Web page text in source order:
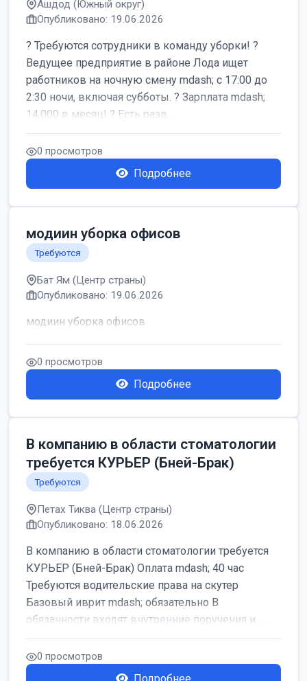
Ашдод (Южный округ)
Опубликовано: 19.06.2026
? Требуются сотрудники в команду уборки! ?
Ведущее предприятие в районе Лода ищет
работников на ночную смену mdash; с 17:00 до
2:30 ночи, включая субботы. ? Зарплата mdash;
14,000 в месяц! ? Есть разв...
0 просмотров
Подробнее
модиин уборка офисов
Требуются
Бат Ям (Центр страны)
Опубликовано: 19.06.2026
модиин уборка офисов
0 просмотров
Подробнее
В компанию в области стоматологии
требуется КУРЬЕР (Бней-Брак)
Требуются
Петах Тиква (Центр страны)
Опубликовано: 18.06.2026
В компанию в области стоматологии требуется
КУРЬЕР (Бней-Брак) Оплата mdash; 40 час
Требуются водительские права на скутер
Базовый иврит mdash; обязательно В
обязанности входят внутренние поручения и ...
0 просмотров